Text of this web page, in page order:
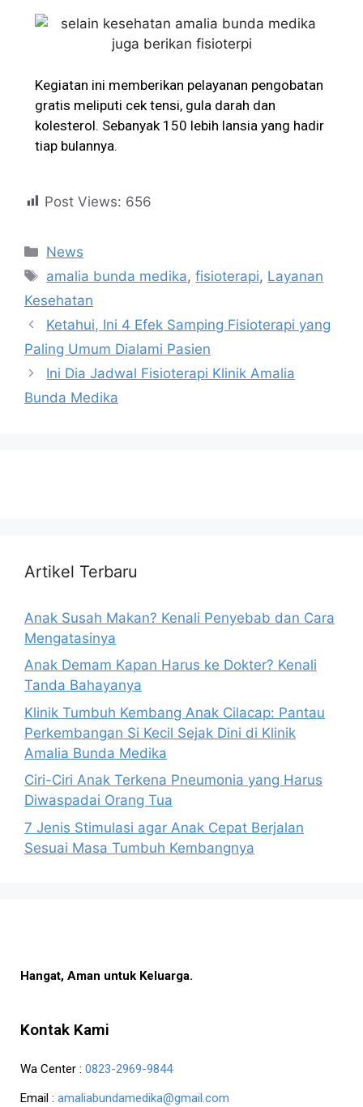
Kegiatan ini memberikan pelayanan pengobatan
gratis meliputi cek tensi, gula darah dan
kolesterol. Sebanyak 150 lebih lansia yang hadir
tiap bulannya.
Post Views: 656
News
amalia bunda medika,fisioterapi, Layanan
Kesehatan
Ketahui, Ini 4 Efek Samping Fisioterapi yang
Paling Umum Dialami Pasien
Ini Dia Jadwal Fisioterapi Klinik Amalia
Bunda Medika
Artikel Terbaru
Anak Susah Makan? Kenali Penyebab dan Cara
Mengatasinya
Anak Demam Kapan Harus ke Dokter? Kenali
Tanda Bahayanya
Klinik Tumbuh Kembang Anak Cilacap: Pantau
Perkembangan Si Kecil Sejak Dini di Klinik
Amalia Bunda Medika
Ciri-Ciri Anak Terkena Pneumonia yang Harus
Diwaspadai Orang Tua
7 Jenis Stimulasi agar Anak Cepat Berjalan
Sesuai Masa Tumbuh Kembangnya
Hangat, Aman untuk Keluarga.
Kontak Kami
Wa Center : 0823-2969-9844
Email : amaliabundamedika@gmail.com